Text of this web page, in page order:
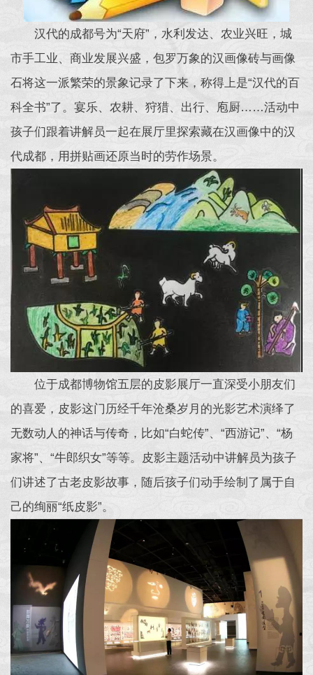
汉代的成都号为“天府”，水利发达、农业兴旺，城
市手工业、商业发展兴盛，包罗万象的汉画像砖与画像
石将这一派繁荣的景象记录了下来，称得上是“汉代的百
科全书”了。宴乐、农耕、狩猎、出行、庖厨……活动中
孩子们跟着讲解员一起在展厅里探索藏在汉画像中的汉
代成都，用拼贴画还原当时的劳作场景。
位于成都博物馆五层的皮影展厅一直深受小朋友们
的喜爱，皮影这门历经千年沧桑岁月的光影艺术演绎了
无数动人的神话与传奇，比如“白蛇传”、“西游记”、“杨
家将”、“牛郎织女”等等。皮影主题活动中讲解员为孩子
们讲述了古老皮影故事，随后孩子们动手绘制了属于自
己的绚丽“纸皮影”。